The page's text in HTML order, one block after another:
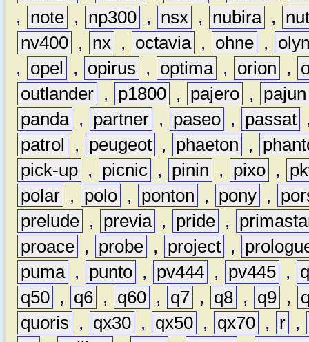
,
note , np300 , nsx , nubira ,
nv400 , nx , octavia , ohne ,
,
opel , opirus , optima , orion ,
outlander , p1800 , pajero ,
pajun
panda , partner , paseo , passat
patrol
, peugeot , phaeton ,
pick-up , picnic , pinin , pixo ,
polar , polo , ponton , pony ,
prelude , previa , pride ,
proace , probe , project ,
puma , punto , pv444 , pv445 ,
q50 , q6 , q60 , q7 , q8 , q9 ,
quoris
, qx30 , qx50 , qx70 , r ,